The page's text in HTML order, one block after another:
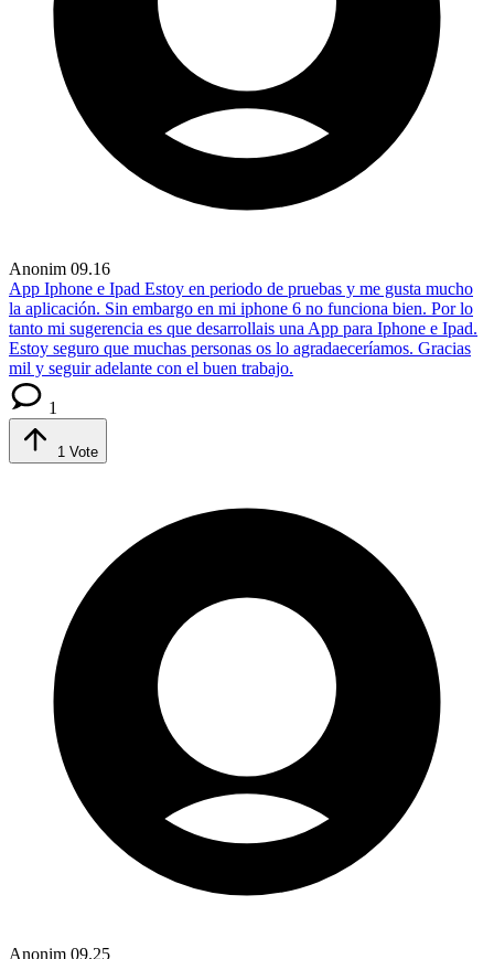
Anonim 09.16
App Iphone e Ipad Estoy en periodo de pruebas y me gusta mucho
la aplicación. Sin embargo en mi iphone 6 no funciona bien. Por lo
tanto mi sugerencia es que desarrollais una App para Iphone e Ipad.
Estoy seguro que muchas personas os lo agradaeceríamos. Gracias
mil y seguir adelante con el buen trabajo.
1
1 Vote
Anonim 09.25